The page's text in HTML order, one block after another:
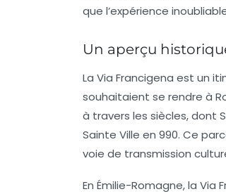
que l’expérience
Un aperçu
La Via Francigena est un
souhaitaient se rendre à
à travers les siècles, dont
Sainte Ville en 990. Ce
voie de transmission
En Émilie-Romagne, la